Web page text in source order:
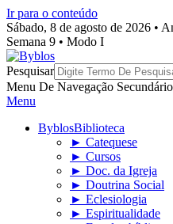
Ir para o conteúdo
Sábado, 8 de agosto de 2026 •
Semana 9 • Modo I
Byblos
Pesquisar
Menu De Navegação Secundário
Menu
ByblosBiblioteca
► Catequese
► Cursos
► Doc. da Igreja
► Doutrina Social
► Eclesiologia
► Espiritualidade